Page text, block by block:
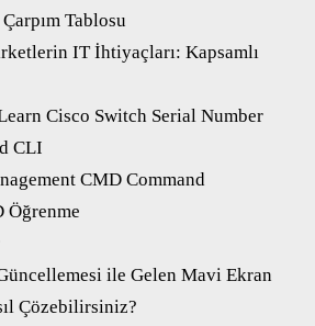
Tablosu
IT İhtiyaçları: Kapsamlı
Cisco Switch Serial Number
CLI
CMD Command
Öğrenme
ile Gelen Mavi Ekran
Çözebilirsiniz?